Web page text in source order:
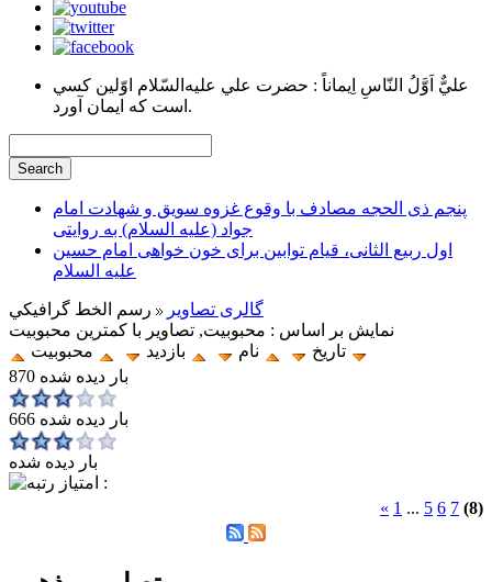
عليٌّ اَوَّلُ النّاسِ اِيماناً : حضرت علي عليه‌السّلام اوّلين كسي
است كه ايمان آورد.
پنجم ذی الحجه مصادف با وقوع غزوه سویق و شهادت امام
جواد (علیه السلام) به روایتی
اول ربیع الثانی، قیام توابین برای خون خواهی امام حسین
علیه السلام
گالری تصاویر
رسم الخط گرافيكي
نمایش بر اساس : محبوبیت, تصاویر با کمترین محبوبیت
تاریخ
نام بازدید
محبوبیت
870 بار دیده شده
666 بار دیده شده
بار دیده شده
« 1 ... 5 6 7 (8)